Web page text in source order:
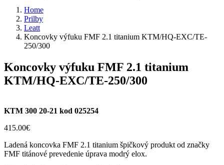
Home
Prilby
Leatt
Koncovky výfuku FMF 2.1 titanium KTM/HQ-EXC/TE-
250/300
Koncovky výfuku FMF 2.1 titanium
KTM/HQ-EXC/TE-250/300
KTM 300 20-21 kod 025254
415.00€
Ladená koncovka FMF 2.1 titanium špičkový produkt od značky
FMF titánové prevedenie úprava modrý elox.